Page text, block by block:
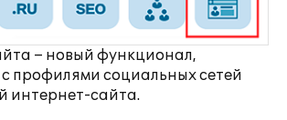
– новый функционал,
профилями социальных сетей
интернет-сайта.